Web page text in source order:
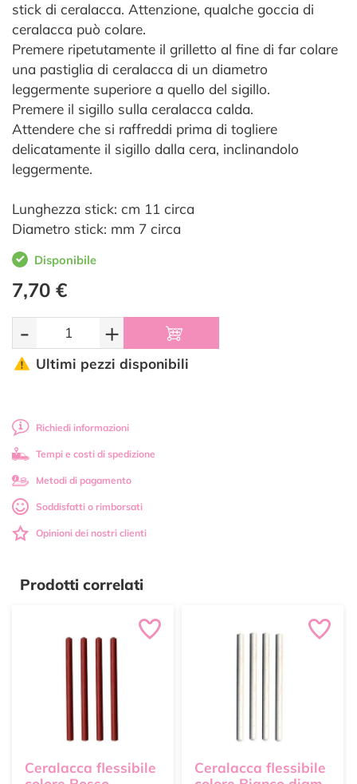
stick di ceralacca. Attenzione, qualche goccia di
ceralacca può colare.
Premere ripetutamente il grilletto al fine di far colare
una pastiglia di ceralacca di un diametro
leggermente superiore a quello del sigillo.
Premere il sigillo sulla ceralacca calda.
Attendere che si raffreddi prima di togliere
delicatamente il sigillo dalla cera, inclinandolo
leggermente.
Lunghezza stick: cm 11 circa
Diametro stick: mm 7 circa
Disponibile
7,70 €
- +
Ultimi pezzi disponibili
Richiedi informazioni
Tempi e costi di spedizione
Metodi di pagamento
Soddisfatti o rimborsati
Opinioni dei nostri clienti
Prodotti correlati
Ceralacca flessibile
Ceralacca flessibile